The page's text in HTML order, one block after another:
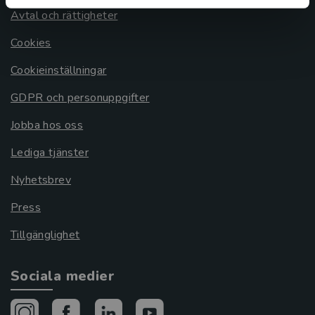
Avtal och rättigheter
Cookies
Cookieinställningar
GDPR och personuppgifter
Jobba hos oss
Lediga tjänster
Nyhetsbrev
Press
Tillgänglighet
Sociala medier